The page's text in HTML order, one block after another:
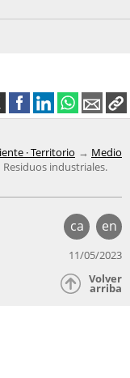
· Territorio
Medio
Residuos industriales.
ca en
11/05/2023
Volver
arriba